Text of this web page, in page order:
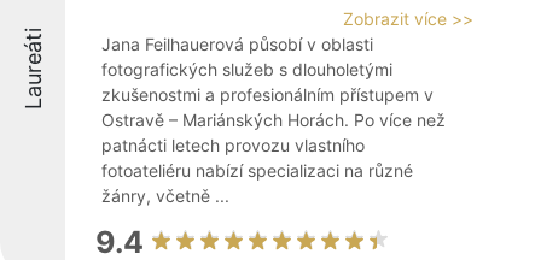
Laureáti
Zobrazit více >>
Jana Feilhauerová působí v oblasti
fotografických služeb s dlouholetými
zkušenostmi a profesionálním přístupem v
Ostravě – Mariánských Horách. Po více než
patnácti letech provozu vlastního
fotoateliéru nabízí specializaci na různé
žánry, včetně ...
9.4